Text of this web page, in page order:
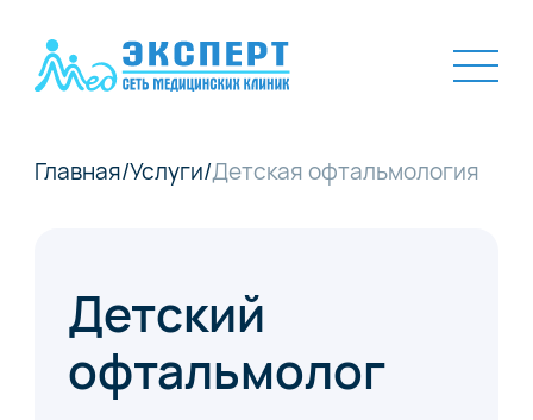
Главная/Услуги/Детская офтальмология
Детский
офтальмолог